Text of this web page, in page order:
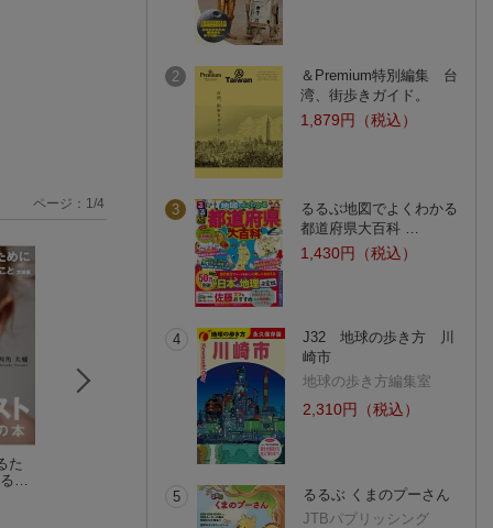
た
べ
最新版 ニュージーラ
をとことん遊びつく
す
グルービー美子
谷島 直樹
ページ： 1/4
2
＆Premium特別編集 台
湾、街歩きガイド。
1,879円（税込）
3
るるぶ地図でよくわかる
都道府県大百科 …
1,430円（税込）
4
J32 地球の歩き方 川
崎市
地球の歩き方編集室
2,310円（税込）
5
るるぶ くまのプーさん
JTBパブリッシング